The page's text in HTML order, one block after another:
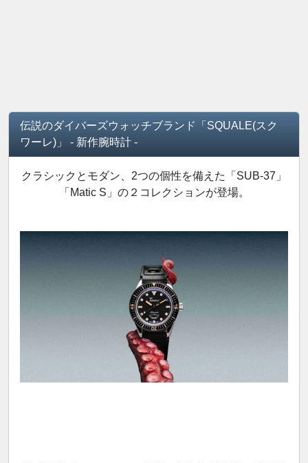
伝説のダイバーズウォッチブランド「SQUALE(スク
ワーレ)」 - 新作腕時計 -
クラシックとモダン、2つの個性を備えた「SUB-37」
「Matic S」の２コレクションが登場。